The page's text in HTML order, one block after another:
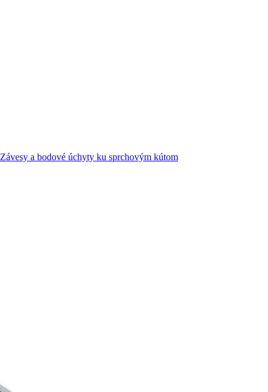
Závesy a bodové úchyty ku sprchovým kútom